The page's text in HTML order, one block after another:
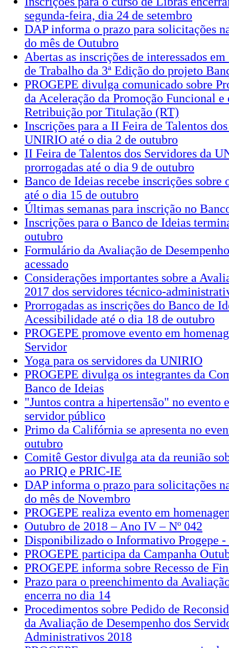
segunda-feira, dia 24 de setembro
DAP informa o prazo para solicitações
do mês de Outubro
Abertas as inscrições de interessados
de Trabalho da 3ª Edição do projeto
PROGEPE divulga comunicado sobre
da Aceleração da Promoção Funcional e
Retribuição por Titulação (RT)
Inscrições para a II Feira de Talentos
UNIRIO até o dia 2 de outubro
II Feira de Talentos dos Servidores da
prorrogadas até o dia 9 de outubro
Banco de Ideias recebe inscrições sobre
até o dia 15 de outubro
Últimas semanas para inscrição no
Inscrições para o Banco de Ideias
outubro
Formulário da Avaliação de
acessado
Considerações importantes sobre a
2017 dos servidores técnico-
Prorrogadas as inscrições do Banco de
Acessibilidade até o dia 18 de outubro
PROGEPE promove evento em
Servidor
Yoga para os servidores da UNIRIO
PROGEPE divulga os integrantes da
Banco de Ideias
"Juntos contra a hipertensão" no evento
servidor público
Primo da Califórnia se apresenta no
outubro
Comitê Gestor divulga ata da reunião
ao PRIQ e PRIC-IE
DAP informa o prazo para solicitações
do mês de Novembro
PROGEPE realiza evento em
Outubro de 2018 – Ano IV – Nº 042
Disponibilizado o Informativo Progepe -
PROGEPE participa da Campanha
PROGEPE informa sobre Recesso de
Prazo para o preenchimento da
encerra no dia 14
Procedimentos sobre Pedido de
da Avaliação de Desempenho dos
Administrativos 2018